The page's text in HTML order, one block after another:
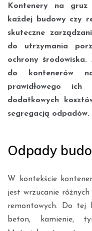
Kontenery na gruz
każdej budowy czy
skuteczne
do utrzymania
ochrony środowiska.
do kontenerów
prawidłowego ich
dodatkowych
segregacją odpadów.
Odpady
W kontekście
jest wrzucanie
remontowych. Do tej
beton, kamienie,